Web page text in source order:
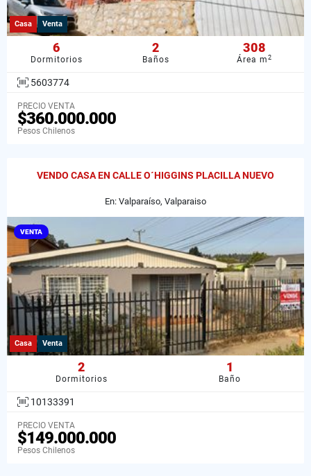
Casa Venta
6
Dormitorios
2
Baños
308
Área m2
5603774
PRECIO VENTA
$360.000.000
Pesos Chilenos
VENDO CASA EN CALLE O´HIGGINS PLACILLA NUEVO
En: Valparaíso, Valparaiso
VENTA
Casa Venta
2
Dormitorios
1
Baño
10133391
PRECIO VENTA
$149.000.000
Pesos Chilenos